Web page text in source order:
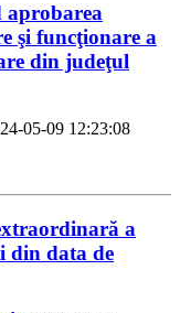
aprobarea
şi funcţionare a
din judeţul
05-09 12:23:08
a
din data de